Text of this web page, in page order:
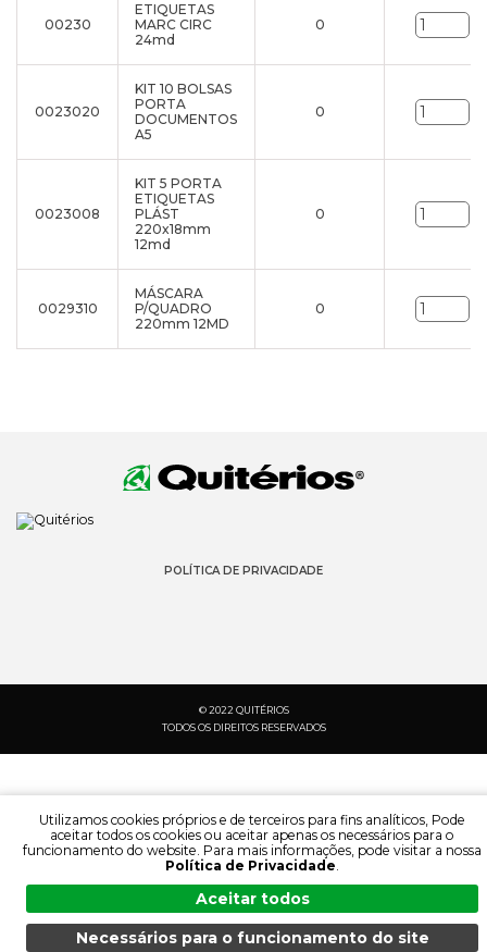
00230
ETIQUETAS
MARC CIRC
24md
0
0023020
KIT 10 BOLSAS
PORTA
DOCUMENTOS
A5
0
0023008
KIT 5 PORTA
ETIQUETAS
PLÁST
220x18mm
12md
0
0029310
MÁSCARA
P/QUADRO
220mm 12MD
0
POLÍTICA DE PRIVACIDADE
© 2022 QUITÉRIOS
TODOS OS DIREITOS RESERVADOS
PESQUISA:
IDIOMA:
Utilizamos cookies próprios e de terceiros para fins analíticos, Pode
aceitar todos os cookies ou aceitar apenas os necessários para o
funcionamento do website. Para mais informações, pode visitar a nossa
Política de Privacidade.
Aceitar todos
Necessários para o funcionamento do site